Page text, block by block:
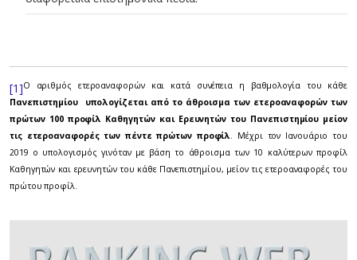
[1]Ο αριθμός ετεροαναφορών και κατά συνέπεια η βαθμολογία του κάθε
Πανεπιστημίου υπολογίζεται από το άθροισμα των ετεροαναφορών των
πρώτων 100 προφίλ Καθηγητών και Ερευνητών του Πανεπιστημίου μείον
τις ετεροαναφορές των πέντε πρώτων προφίλ . Μέχρι τον Ιανουάριο του
2019 ο υπολογισμός γινόταν με βάση το άθροισμα των 10 καλύτερων προφίλ
Καθηγητών και ερευνητών του κάθε Πανεπιστημίου, μείον τις ετεροαναφορές του
πρώτου προφίλ.